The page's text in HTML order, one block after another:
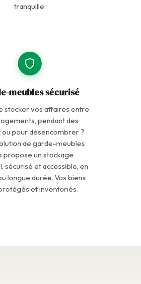
tranquille.
meubles sécurisé
stocker vos affaires entre
pendant des
ou pour désencombrer ?
de garde-meubles
propose un stockage
sécurisé et accessible, en
longue durée. Vos biens
et inventoriés.